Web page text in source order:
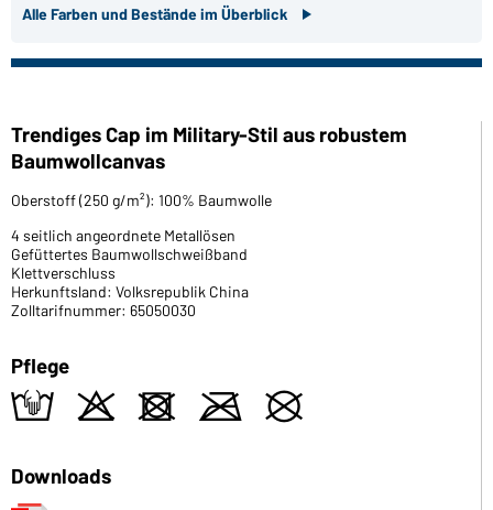
Alle Farben und Bestände im Überblick
Trendiges Cap im Military-Stil aus robustem
Baumwollcanvas
Oberstoff (250 g/m²): 100% Baumwolle
4 seitlich angeordnete Metallösen
Gefüttertes Baumwollschweißband
Klettverschluss
Herkunftsland: Volksrepublik China
Zolltarifnummer: 65050030
Pflege
t o d m U
Downloads